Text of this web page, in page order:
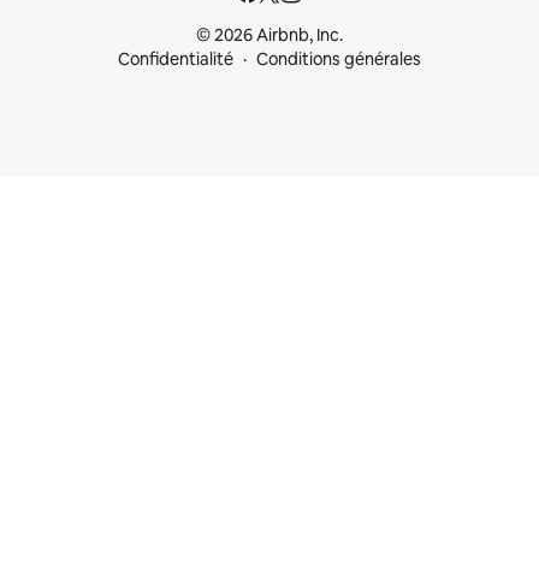
© 2026 Airbnb, Inc.
Confidentialité
Conditions générales